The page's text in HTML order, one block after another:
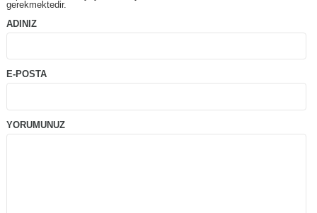
gerekmektedir.
ADINIZ
E-POSTA
YORUMUNUZ